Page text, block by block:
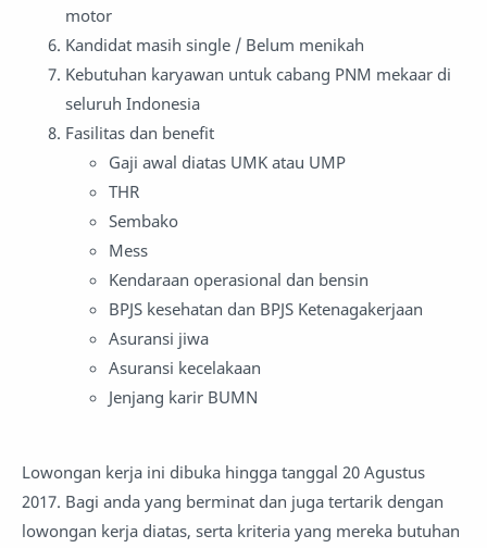
motor
Kandidat masih single / Belum menikah
Kebutuhan karyawan untuk cabang PNM mekaar di
seluruh Indonesia
Fasilitas dan benefit
Gaji awal diatas UMK atau UMP
THR
Sembako
Mess
Kendaraan operasional dan bensin
BPJS kesehatan dan BPJS Ketenagakerjaan
Asuransi jiwa
Asuransi kecelakaan
Jenjang karir BUMN
Lowongan kerja ini dibuka hingga tanggal 20 Agustus
2017. Bagi anda yang berminat dan juga tertarik dengan
lowongan kerja diatas, serta kriteria yang mereka butuhan